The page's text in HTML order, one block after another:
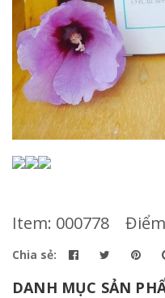
Item: 000778
Chia sẻ:
DANH MỤC SẢN